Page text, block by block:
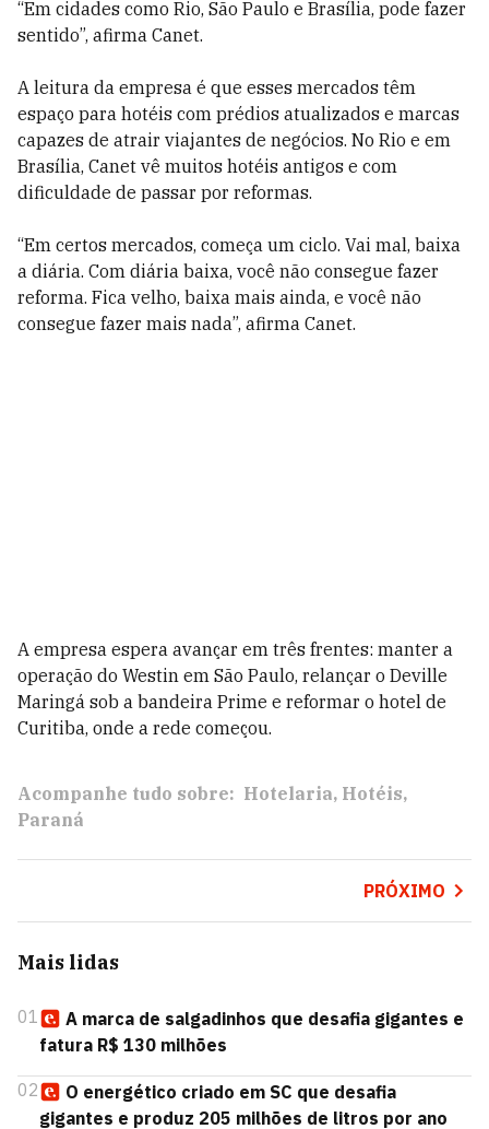
“Em cidades como Rio, São Paulo e Brasília, pode fazer
sentido”, afirma Canet.
A leitura da empresa é que esses mercados têm
espaço para hotéis com prédios atualizados e marcas
capazes de atrair viajantes de negócios. No Rio e em
Brasília, Canet vê muitos hotéis antigos e com
dificuldade de passar por reformas.
“Em certos mercados, começa um ciclo. Vai mal, baixa
a diária. Com diária baixa, você não consegue fazer
reforma. Fica velho, baixa mais ainda, e você não
consegue fazer mais nada”, afirma Canet.
A empresa espera avançar em três frentes: manter a
operação do Westin em São Paulo, relançar o Deville
Maringá sob a bandeira Prime e reformar o hotel de
Curitiba, onde a rede começou.
Acompanhe tudo sobre: Hotelaria Hotéis
Paraná
PRÓXIMO
Mais lidas
01
A marca de salgadinhos que desafia gigantes e
fatura R$ 130 milhões
02
O energético criado em SC que desafia
gigantes e produz 205 milhões de litros por ano